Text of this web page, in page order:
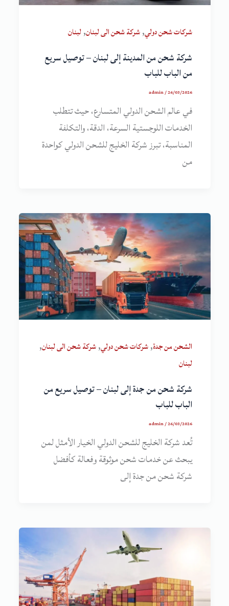
شركات شحن دولي,شركة شحن الى لبنان,لبنان
شركة شحن من المدينة إلى لبنان – توصيل سريع
من الباب للباب
admin/26/03/2026
في عالم الشحن الدولي المتسارع، حيث تتطلب
الخدمات اللوجستية السرعة، الدقة، والتكلفة
المناسبة، تبرز شركة الخليج للشحن الدولي كواحدة
من
الشحن من جدة,شركات شحن دولي,شركة شحن الى لبنان,
لبنان
شركة شحن من جدة إلى لبنان – توصيل سريع من
الباب للباب
admin/26/03/2026
تُعد شركة الخليج للشحن الدولي الخيار الأمثل لمن
يبحث عن خدمات شحن موثوقة وفعالة كأفضل
شركة شحن من جدة إلى